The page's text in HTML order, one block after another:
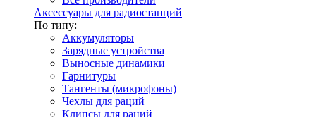
Аксессуары для радиостанций
По типу:
Аккумуляторы
Зарядные устройства
Выносные динамики
Гарнитуры
Тангенты (микрофоны)
Чехлы для раций
Клипсы для раций